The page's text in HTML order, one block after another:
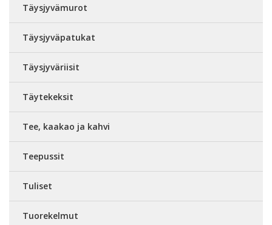
Täysjyvämurot
Täysjyväpatukat
Täysjyväriisit
Täytekeksit
Tee, kaakao ja kahvi
Teepussit
Tuliset
Tuorekelmut